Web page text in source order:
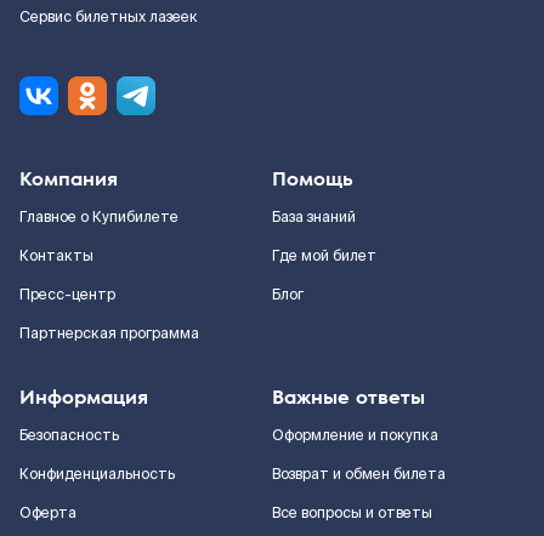
Сервис билетных лазеек
Компания
Главное о Купибилете
Контакты
Пресс-центр
Партнерская программа
Помощь
База знаний
Где мой билет
Блог
Информация
Безопасность
Конфиденциальность
Оферта
Важные ответы
Оформление и покупка
Возврат и обмен билета
Все вопросы и ответы